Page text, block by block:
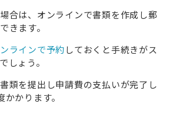
合は、オンラインで書類を作成し郵
きます。
ラインで予約 しておくと手続きがス
しょう。
類を提出し申請費の支払いが完了し
かります。